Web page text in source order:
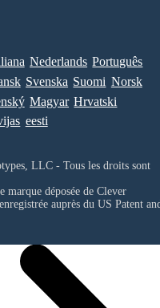
Nederlands Português
Svenska Suomi Norsk
Magyar Hrvatski
eesti
LLC - Tous les droits sont
marque déposée de Clever
auprès du US Patent